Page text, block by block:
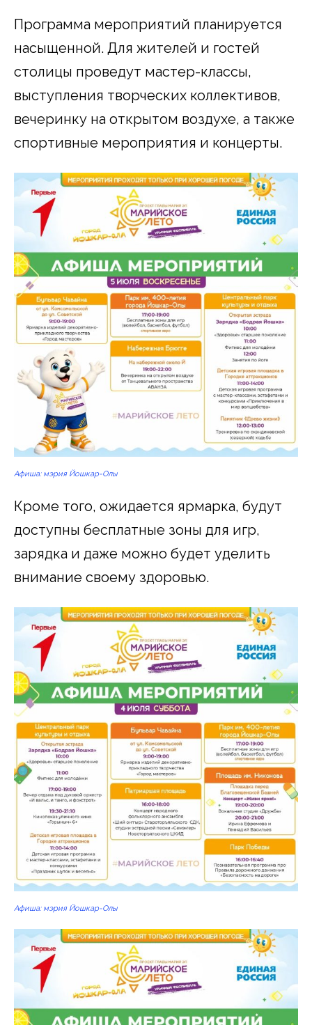
Программа мероприятий планируется
насыщенной. Для жителей и гостей
столицы проведут мастер-классы,
выступления творческих коллективов,
вечеринку на открытом воздухе, а также
спортивные мероприятия и концерты.
Афиша: мэрия Йошкар-Олы
Кроме того, ожидается ярмарка, будут
доступны бесплатные зоны для игр,
зарядка и даже можно будет уделить
внимание своему здоровью.
Афиша: мэрия Йошкар-Олы